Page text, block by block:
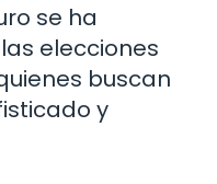
se ha
elecciones
buscan
y